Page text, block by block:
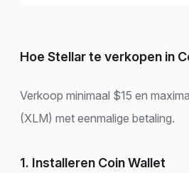
Hoe Stellar te verkopen in
Verkoop minimaal $15 en
(XLM) met eenmalige betaling.
1. Installeren Coin Wallet